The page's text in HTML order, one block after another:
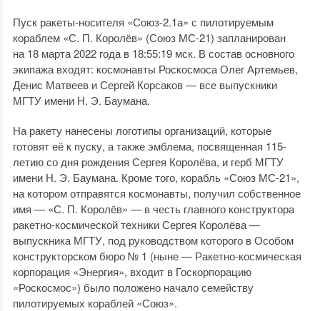
Пуск ракеты-носителя «Союз-2.1а» с пилотируемым
кораблем «С. П. Королёв» (Союз МС-21) запланирован
на 18 марта 2022 года в 18:55:19 мск. В состав основного
экипажа входят: космонавты Роскосмоса Олег Артемьев,
Денис Матвеев и Сергей Корсаков — все выпускники
МГТУ имени Н. Э. Баумана.
На ракету нанесены логотипы организаций, которые
готовят её к пуску, а также эмблема, посвященная 115-
летию со дня рождения Сергея Королёва, и герб МГТУ
имени Н. Э. Баумана. Кроме того, корабль «Союз МС-21»,
на котором отправятся космонавты, получил собственное
имя — «С. П. Королёв» — в честь главного конструктора
ракетно-космической техники Сергея Королёва —
выпускника МГТУ, под руководством которого в Особом
конструкторском бюро № 1 (ныне — Ракетно-космическая
корпорация «Энергия», входит в Госкорпорацию
«Роскосмос») было положено начало семейству
пилотируемых кораблей «Союз».